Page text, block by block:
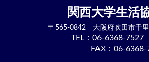
関西大学生活
〒565-0842 大阪府吹田市千
TEL： 06-6368-7527
FAX：06-6368-